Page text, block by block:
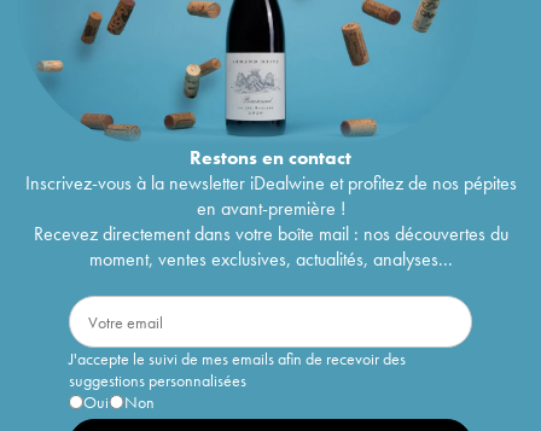
Restons encontact
Inscrivez-vous à la newsletter iDealwine et profitez de nos pépites
en avant-première !
Recevez directement dans votre boîte mail : nos découvertes du
moment, ventes exclusives, actualités, analyses...
J'accepte le suivi de mes emails afin de recevoir des
suggestions personnalisées
Oui
Non